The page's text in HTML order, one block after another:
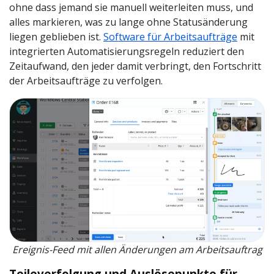
ohne dass jemand sie manuell weiterleiten muss, und
alles markieren, was zu lange ohne Statusänderung
liegen geblieben ist. Software für Arbeitsaufträge mit
integrierten Automatisierungsregeln reduziert den
Zeitaufwand, den jeder damit verbringt, den Fortschritt
der Arbeitsaufträge zu verfolgen.
Ereignis-Feed mit allen Änderungen am Arbeitsauftrag